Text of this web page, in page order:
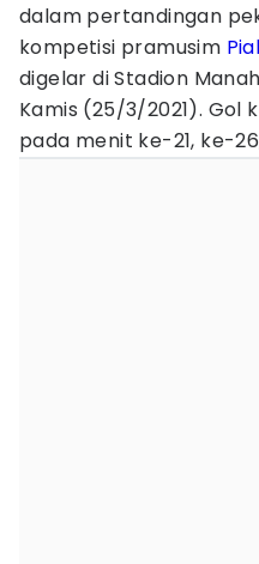
dalam pertandingan
kompetisi pramusim
digelar di Stadion
Kamis (25/3/2021). Gol
pada menit ke-21, ke-